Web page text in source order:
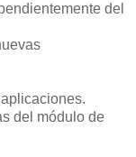
del
del módulo de